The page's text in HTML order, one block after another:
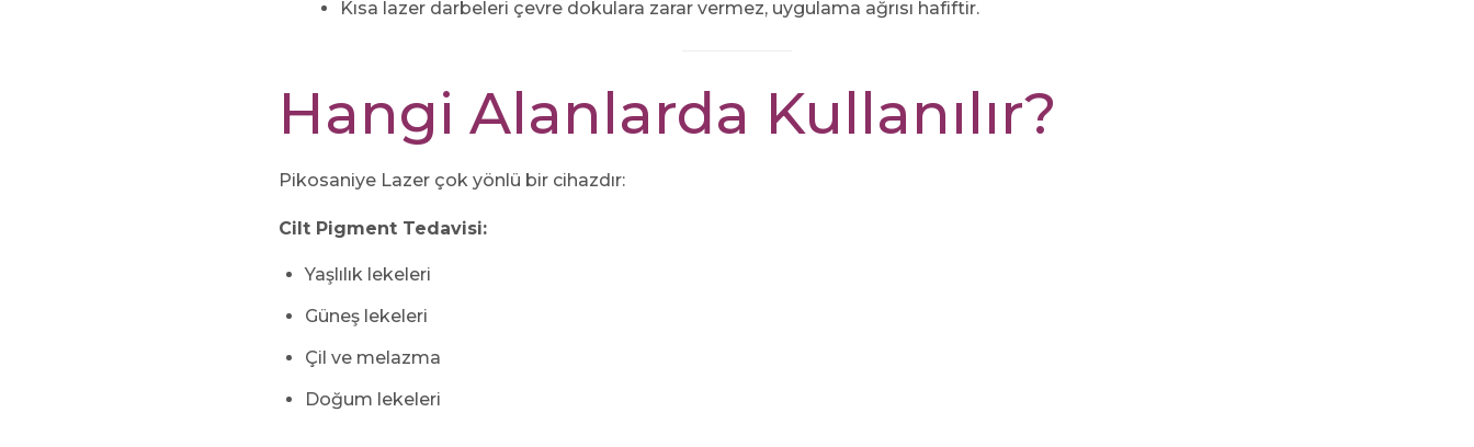
Kısa lazer darbeleri çevre dokulara zarar vermez, uygulama ağrısı hafiftir.
Hangi Alanlarda Kullanılır?
Pikosaniye Lazer çok yönlü bir cihazdır:
Cilt Pigment Tedavisi:
Yaşlılık lekeleri
Güneş lekeleri
Çil ve melazma
Doğum lekeleri